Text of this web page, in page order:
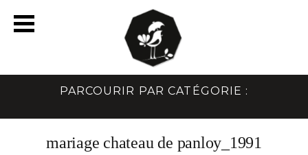
PARCOURIR PAR CATÉGORIE :
mariage chateau de panloy_1991